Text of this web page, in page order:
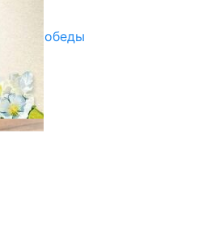
Дня Победы